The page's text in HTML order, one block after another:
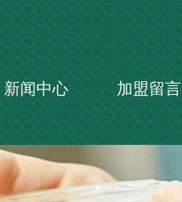
新闻中心 加盟留言